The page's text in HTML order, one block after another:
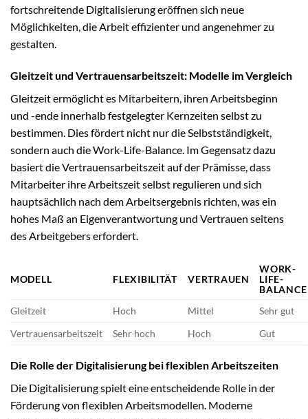
fortschreitende Digitalisierung eröffnen sich neue
Möglichkeiten, die Arbeit effizienter und angenehmer zu
gestalten.
Gleitzeit und Vertrauensarbeitszeit: Modelle im Vergleich
Gleitzeit ermöglicht es Mitarbeitern, ihren Arbeitsbeginn
und -ende innerhalb festgelegter Kernzeiten selbst zu
bestimmen. Dies fördert nicht nur die Selbstständigkeit,
sondern auch die Work-Life-Balance. Im Gegensatz dazu
basiert die Vertrauensarbeitszeit auf der Prämisse, dass
Mitarbeiter ihre Arbeitszeit selbst regulieren und sich
hauptsächlich nach dem Arbeitsergebnis richten, was ein
hohes Maß an Eigenverantwortung und Vertrauen seitens
des Arbeitgebers erfordert.
MODELL FLEXIBILITÄT VERTRAUEN
WORK-
LIFE-
BALANCE
Gleitzeit
Hoch Mittel
Sehr gut
Vertrauensarbeitszeit
Sehr hoch Hoch Gut
Die Rolle der Digitalisierung bei flexiblen Arbeitszeiten
Die Digitalisierung spielt eine entscheidende Rolle in der
Förderung von flexiblen Arbeitsmodellen. Moderne